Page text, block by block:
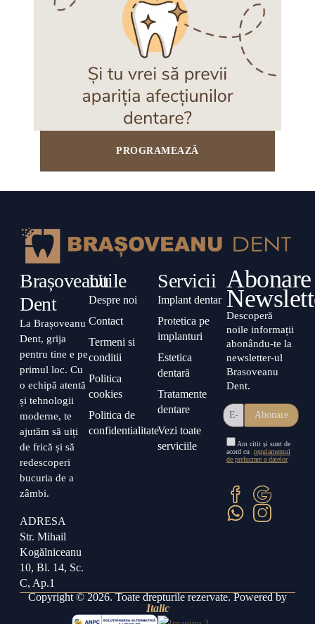
PROGRAMEAZĂ
Brașoveanu
Dent
La Brașoveanu
Dent, grija
pentru tine e pe
primul loc. Cu
o echipă atentă
și tehnologii
moderne, te
ajutăm să uiți
de frică și să
redescoperi
bucuria de a
zâmbi.
ADRESA
Str. Mihail
Kogălniceanu
10, Bl. 14, Sc.
C, Ap.1
Utile
Despre noi
Contact
Termeni si
conditii
Politica
cookies
Politica de
confidentialitate
Servicii
Implant dentar
Protetica pe
implanturi
Estetica
dentară
Tratamente
dentare
Vezi toate
serviciile
Abonare
Descoperă
noile informații
abonându-te la
newsletter-ul
Brasoveanu
Dent.
Am citit și sunt de
acord cu regulamentul
de prelucrare a datelor
Copyright © 2026. Toate drepturile rezervate. Powered by
Italic